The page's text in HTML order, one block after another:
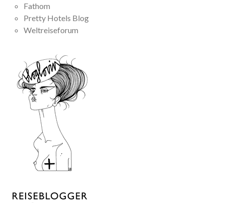
Fathom
Pretty Hotels Blog
Weltreiseforum